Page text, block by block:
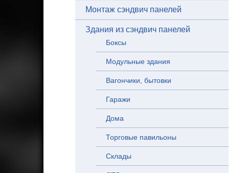
Монтаж сэндвич панелей
Здания из сэндвич панелей
Боксы
Модульные здания
Вагончики, бытовки
Гаражи
Дома
Торговые павильоны
Склады